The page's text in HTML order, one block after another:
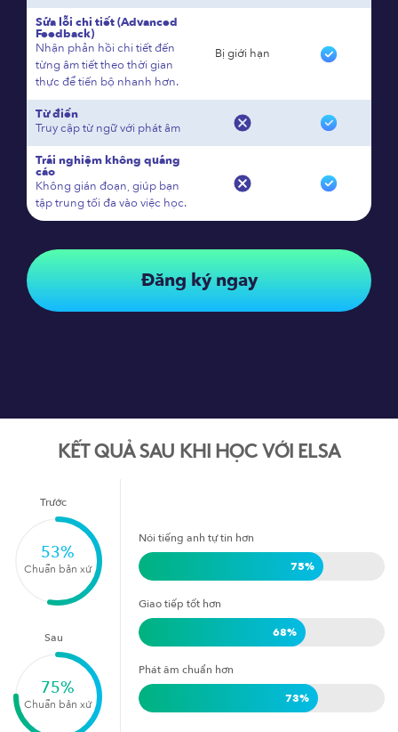
Sửa lỗi chi tiết (Advanced
Feedback)
Nhận phản hồi chi tiết đến
từng âm tiết theo thời gian
thực để tiến bộ nhanh hơn.
Bị giới hạn
Từ điển
Truy cập từ ngữ với phát âm
Trải nghiệm không quảng
cáo
Không gián đoạn, giúp bạn
tập trung tối đa vào việc học.
Đăng ký ngay
KẾT QUẢ SAU KHI HỌC VỚI ELSA
Trước
53%
Chuẩn bản xứ
Sau
75%
Chuẩn bản xứ
Nói tiếng anh tự tin hơn
75%
Giao tiếp tốt hơn
68%
Phát âm chuẩn hơn
73%